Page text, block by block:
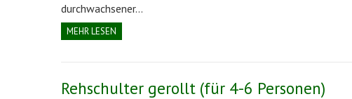
durchwachsener…
MEHR LESEN
Rehschulter gerollt (für 4-6 Personen)